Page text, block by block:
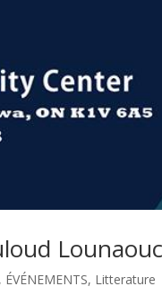
, ÉVÉNEMENTS, Litterature